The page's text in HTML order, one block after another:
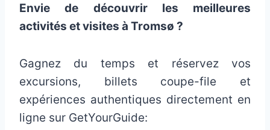
Envie de découvrir les meilleures
activités et visites à Tromsø ?
Gagnez du temps et réservez vos
excursions, billets coupe-file et
expériences authentiques directement en
ligne sur GetYourGuide: